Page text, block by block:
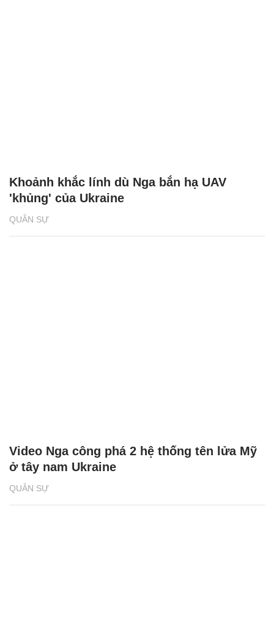
QUÂN SỰ
Khoảnh khắc lính dù Nga bắn hạ UAV
'khủng' của Ukraine
QUÂN SỰ
Video Nga công phá 2 hệ thống tên lửa Mỹ
ở tây nam Ukraine